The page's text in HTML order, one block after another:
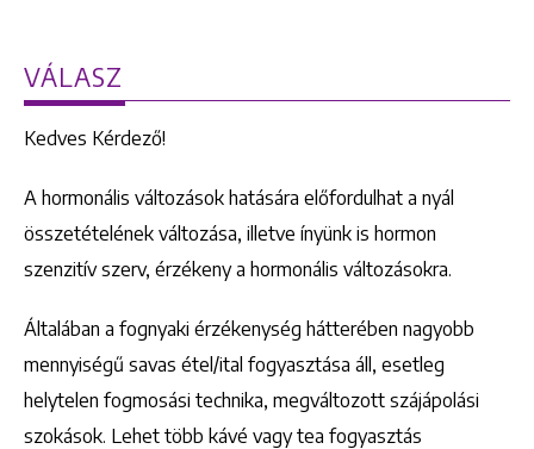
VÁLASZ
Kedves Kérdező!
A hormonális változások hatására előfordulhat a nyál
összetételének változása, illetve ínyünk is hormon
szenzitív szerv, érzékeny a hormonális változásokra.
Általában a fognyaki érzékenység hátterében nagyobb
mennyiségű savas étel/ital fogyasztása áll, esetleg
helytelen fogmosási technika, megváltozott szájápolási
szokások. Lehet több kávé vagy tea fogyasztás